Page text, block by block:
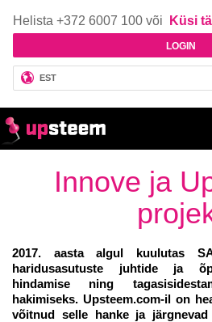
Helista +372 6007 100 või Küsi
LOGIN
EST
Innove ja
2017. aasta algul kuulutas
haridusasutuste juhtide ja
hindamise ning
hakimiseks. Upsteem.com-il on
võitnud selle hanke ja